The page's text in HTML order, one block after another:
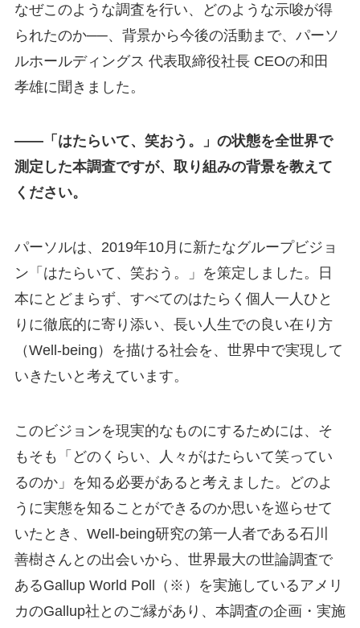
なぜこのような調査を行い、どのような示唆が得
られたのか──、背景から今後の活動まで、パーソ
ルホールディングス 代表取締役社長 CEOの和田
孝雄に聞きました。
――「はたらいて、笑おう。」の状態を全世界で
測定した本調査ですが、取り組みの背景を教えて
ください。
パーソルは、2019年10月に新たなグループビジョ
ン「はたらいて、笑おう。」を策定しました。日
本にとどまらず、すべてのはたらく個人一人ひと
りに徹底的に寄り添い、長い人生での良い在り方
（Well-being）を描ける社会を、世界中で実現して
いきたいと考えています。
このビジョンを現実的なものにするためには、そ
もそも「どのくらい、人々がはたらいて笑ってい
るのか」を知る必要があると考えました。どのよ
うに実態を知ることができるのか思いを巡らせて
いたとき、Well-being研究の第一人者である石川
善樹さんとの出会いから、世界最大の世論調査で
あるGallup World Poll（※）を実施しているアメリ
カのGallup社とのご縁があり、本調査の企画・実施